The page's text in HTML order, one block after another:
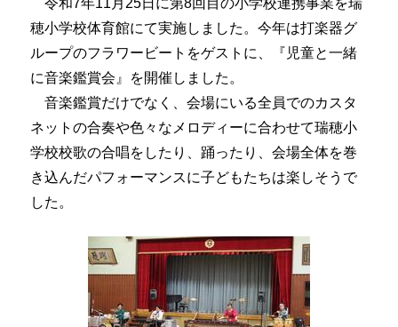
令和7年11月25日に第8回目の小学校連携事業を瑞
穂小学校体育館にて実施しました。今年は打楽器グ
ループのフラワービートをゲストに、『児童と一緒
に音楽鑑賞会』を開催しました。
音楽鑑賞だけでなく、会場にいる全員でのカスタ
ネットの合奏や色々なメロディーに合わせて瑞穂小
学校校歌の合唱をしたり、踊ったり、会場全体を巻
き込んだパフォーマンスに子どもたちは楽しそうで
した。